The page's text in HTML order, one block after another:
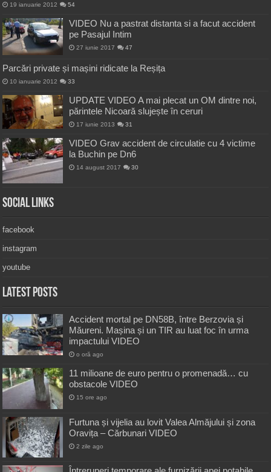
19 ianuarie 2012 54
VIDEO Nu a pastrat distanta si a facut accident
pe Pasajul Intim
27 iunie 2017 47
Parcări private și mașini ridicate la Reșița
10 ianuarie 2012 33
UPDATE VIDEO A mai plecat un OM dintre noi,
părintele Nicoară slujește în ceruri
17 iunie 2013 31
VIDEO Grav accident de circulatie cu 4 victime
la Buchin pe Dn6
14 august 2017 30
Social Links
facebook
instagram
youtube
Latest Posts
Accident mortal pe DN58B, între Berzovia și
Măureni. Mașina și un TIR au luat foc în urma
impactului VIDEO
o oră ago
11 milioane de euro pentru o promenadă… cu
obstacole VIDEO
15 ore ago
Furtuna și vijelia au lovit Valea Almăjului și zona
Oravița – Cărbunari VIDEO
2 zile ago